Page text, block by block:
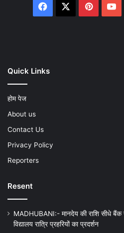
Facebook Pinterest
Quick Links
होम पेज
About us
Contact Us
Privacy Policy
Reporters
Resent
MADHUBANI:- मानदेय की राशि सीधे
विद्यालय रात्रि प्रहरियों का प्रदर्शन